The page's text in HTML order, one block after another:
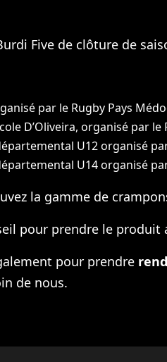
Five de clôture de
par le Rugby Pays
D’Oliveira, organisé par le
U12 organisé
U14 organisé
la gamme de
pour prendre le
pour prendre
de nous.